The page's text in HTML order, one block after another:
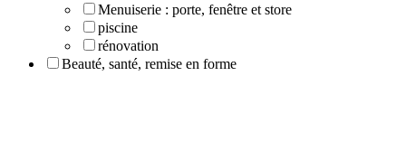
Menuiserie : porte, fenêtre et store
piscine
rénovation
Beauté, santé, remise en forme